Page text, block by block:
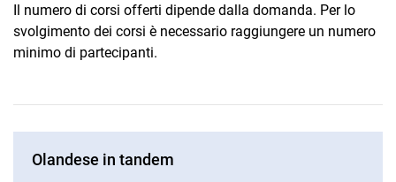
Il numero di corsi offerti dipende dalla domanda. Per lo
svolgimento dei corsi è necessario raggiungere un numero
minimo di partecipanti.
Olandese in tandem